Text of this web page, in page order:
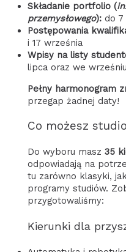
Składanie portfolio (
przemysłowego):do 7
Postępowania
i 17 września
Wpisy na listy
lipca oraz we wrześniu
Pełny harmonogram
przegap żadnej daty!
Co możesz
Do wyboru masz 35
odpowiadają na
tu zarówno klasyki,
programy studiów.
przygotowaliśmy:
Kierunki dla